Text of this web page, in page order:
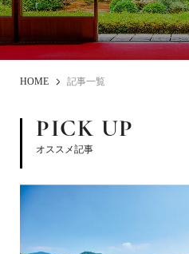
HOME 記事一覧
PICK UP
オススメ記事